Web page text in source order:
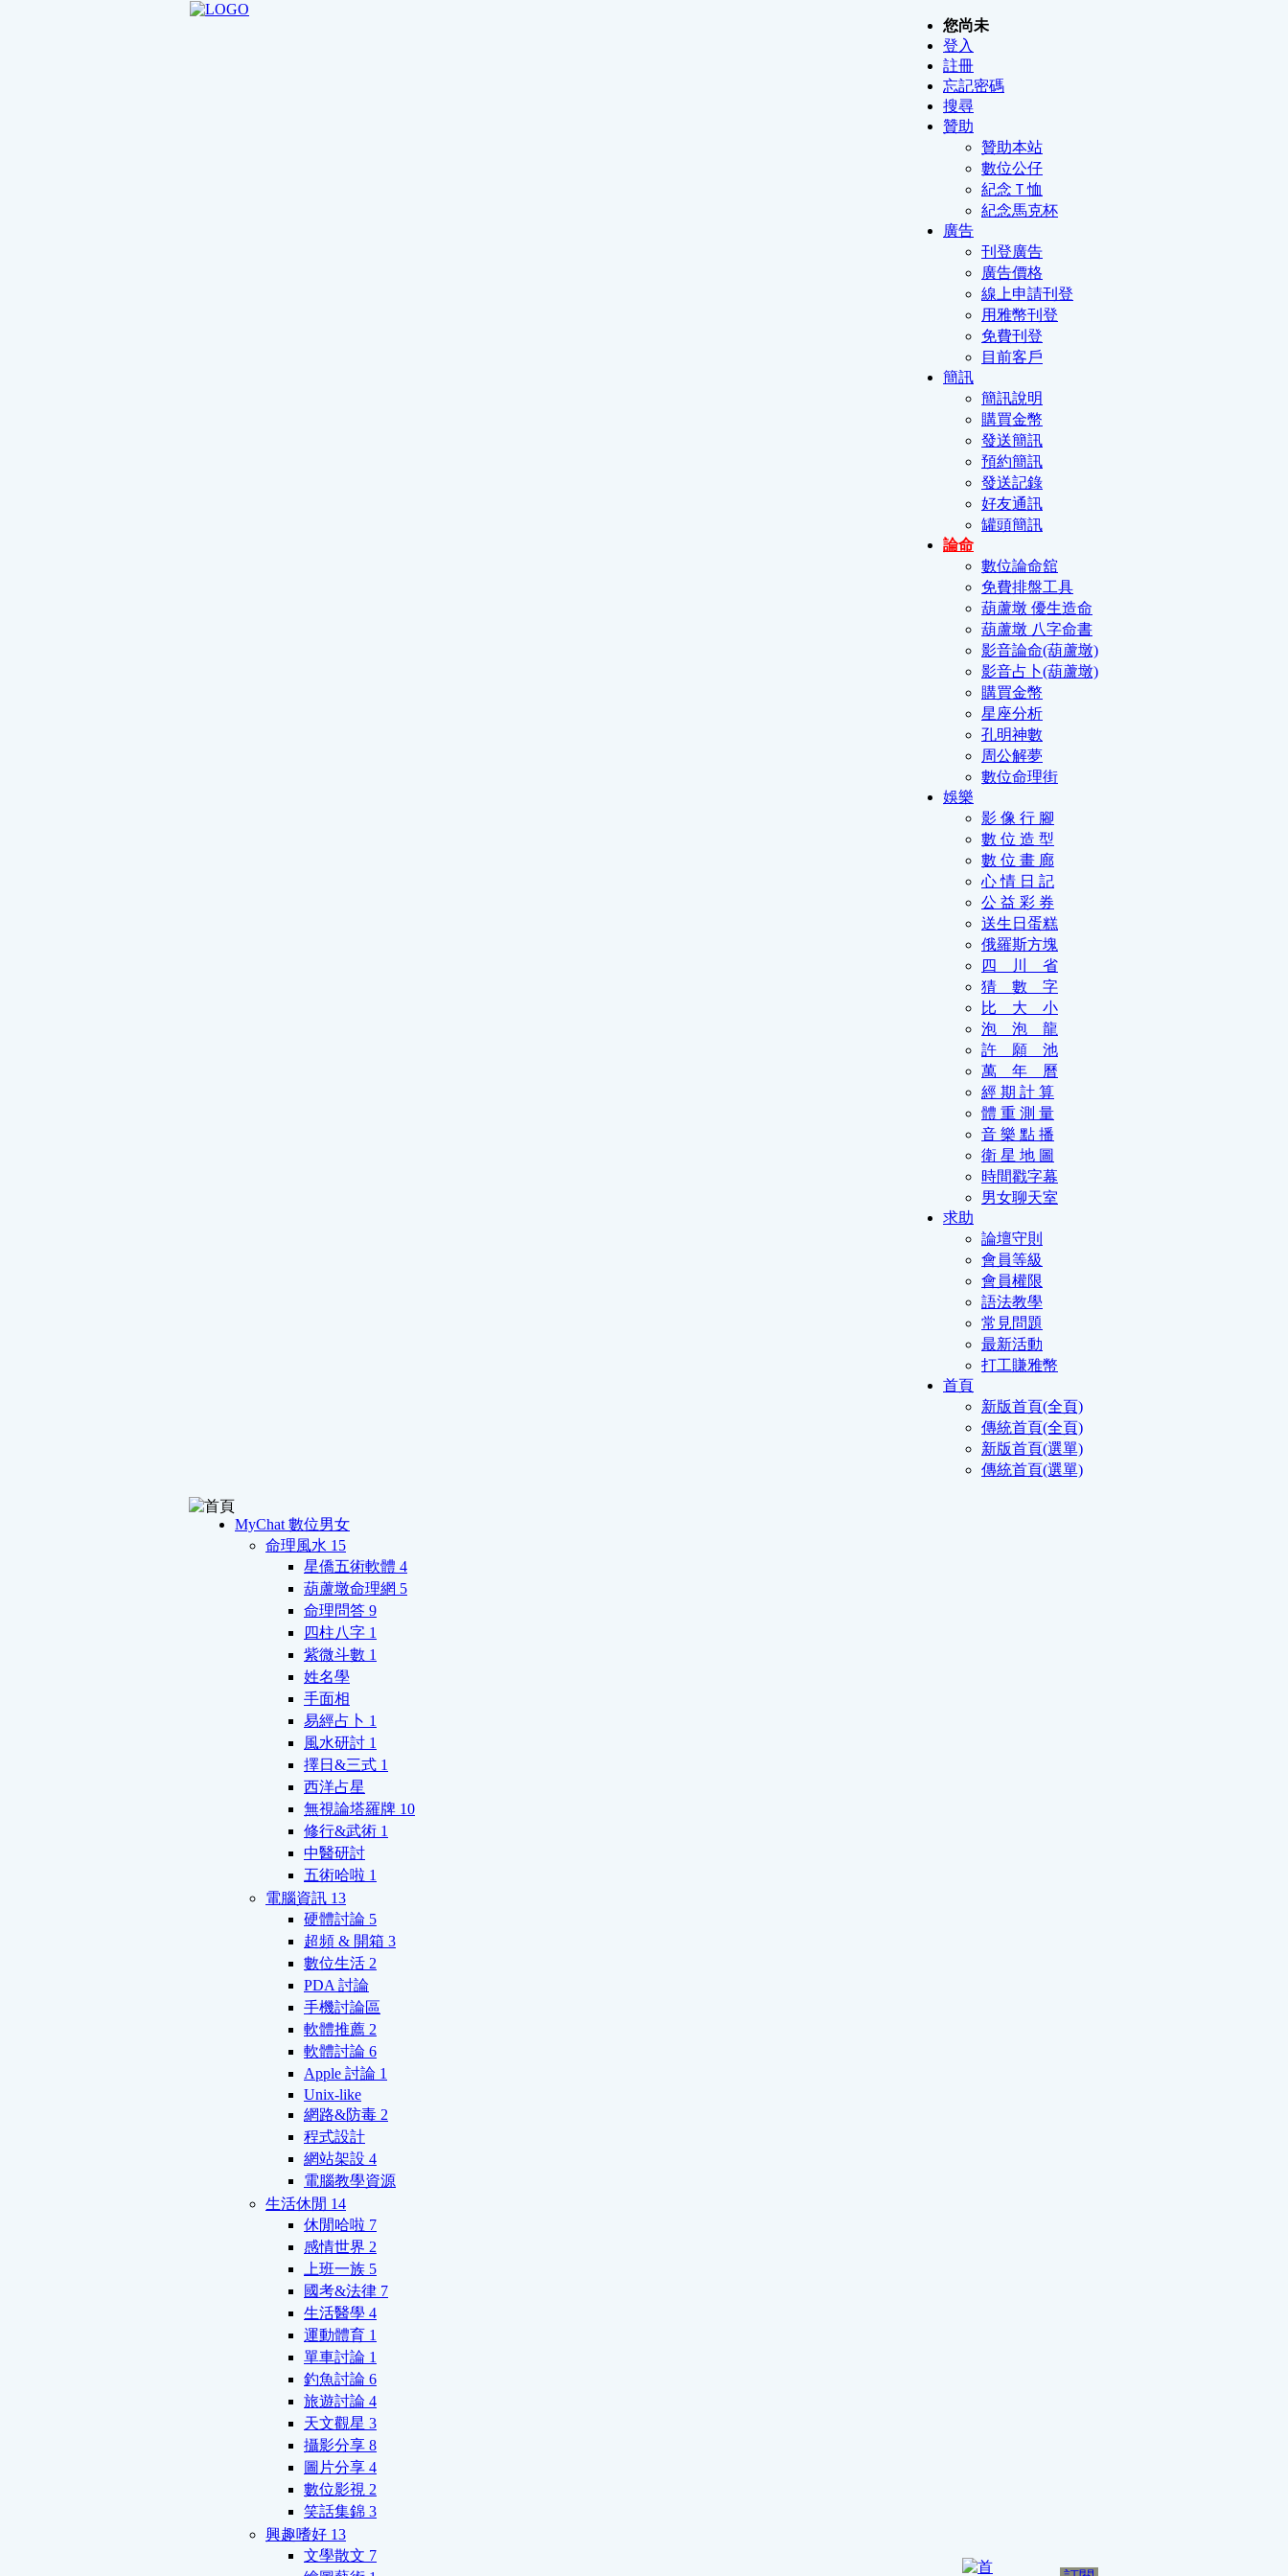
您尚未
登入
註冊
忘記密碼
搜尋
贊助
贊助本站
數位公仔
紀念Ｔ恤
紀念馬克杯
廣告
刊登廣告
廣告價格
線上申請刊登
用雅幣刊登
免費刊登
目前客戶
簡訊
簡訊說明
購買金幣
發送簡訊
預約簡訊
發送記錄
好友通訊
罐頭簡訊
論命
數位論命舘
免費排盤工具
葫蘆墩 優生造命
葫蘆墩 八字命書
影音論命(葫蘆墩)
影音占卜(葫蘆墩)
購買金幣
星座分析
孔明神數
周公解夢
數位命理街
娛樂
影 像 行 腳
數 位 造 型
數 位 畫 廊
心 情 日 記
公 益 彩 券
送生日蛋糕
俄羅斯方塊
四 川 省
猜 數 字
比 大 小
泡 泡 龍
許 願 池
萬 年 曆
經 期 計 算
體 重 測 量
音 樂 點 播
衛 星 地 圖
時間戳字幕
男女聊天室
求助
論壇守則
會員等級
會員權限
語法教學
常見問題
最新活動
打工賺雅幣
首頁
新版首頁(全頁)
傳統首頁(全頁)
新版首頁(選單)
傳統首頁(選單)
MyChat 數位男女
命理風水 15
星僑五術軟體 4
葫蘆墩命理網 5
命理問答 9
四柱八字 1
紫微斗數 1
姓名學
手面相
易經占卜 1
風水研討 1
擇日&三式 1
西洋占星
無視論塔羅牌 10
修行&武術 1
中醫研討
五術哈啦 1
電腦資訊 13
硬體討論 5
超頻 & 開箱 3
數位生活 2
PDA 討論
手機討論區
軟體推薦 2
軟體討論 6
Apple 討論 1
Unix-like
網路&防毒 2
程式設計
網站架設 4
電腦教學資源
生活休閒 14
休閒哈啦 7
感情世界 2
上班一族 5
國考&法律 7
生活醫學 4
運動體育 1
單車討論 1
釣魚討論 6
旅遊討論 4
天文觀星 3
攝影分享 8
圖片分享 4
數位影視 2
笑話集錦 3
興趣嗜好 13
文學散文 7